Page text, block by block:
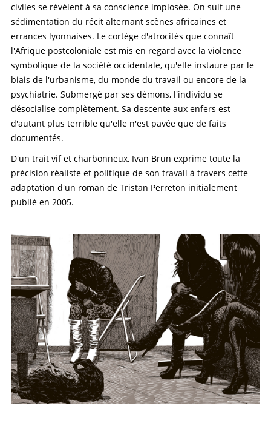
civiles se révèlent à sa conscience implosée. On suit une
sédimentation du récit alternant scènes africaines et
errances lyonnaises. Le cortège d'atrocités que connaît
l'Afrique postcoloniale est mis en regard avec la violence
symbolique de la société occidentale, qu'elle instaure par le
biais de l'urbanisme, du monde du travail ou encore de la
psychiatrie. Submergé par ses démons, l'individu se
désocialise complètement. Sa descente aux enfers est
d'autant plus terrible qu'elle n'est pavée que de faits
documentés.
D'un trait vif et charbonneux, Ivan Brun exprime toute la
précision réaliste et politique de son travail à travers cette
adaptation d'un roman de Tristan Perreton initialement
publié en 2005.